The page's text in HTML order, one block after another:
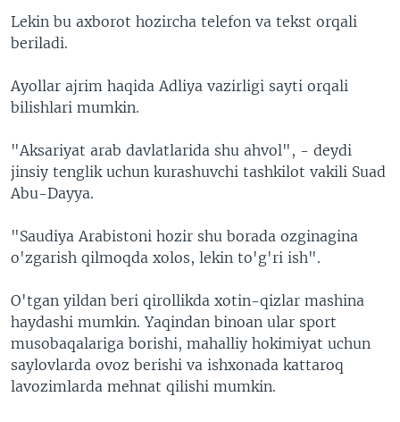
Lekin bu axborot hozircha telefon va tekst orqali
beriladi.
Ayollar ajrim haqida Adliya vazirligi sayti orqali
bilishlari mumkin.
"Aksariyat arab davlatlarida shu ahvol", - deydi
jinsiy tenglik uchun kurashuvchi tashkilot vakili Suad
Abu-Dayya.
"Saudiya Arabistoni hozir shu borada ozginagina
o'zgarish qilmoqda xolos, lekin to'g'ri ish".
O'tgan yildan beri qirollikda xotin-qizlar mashina
haydashi mumkin. Yaqindan binoan ular sport
musobaqalariga borishi, mahalliy hokimiyat uchun
saylovlarda ovoz berishi va ishxonada kattaroq
lavozimlarda mehnat qilishi mumkin.